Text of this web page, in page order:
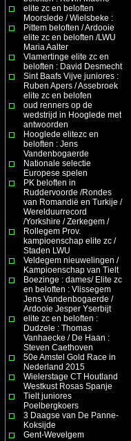
elite zc en beloften
Moorslede / Wielsbeke :
Pittem beloften / Ardooie
elite zc en beloften /LWU
Maria Aalter
Vlamertinge elite zc en
beloften : David Desmecht
Sint Baafs Vijve juniores :
Ruben Apers / Assebroek
elite zc en belofen
oud renners op de
wedstrijd in Hooglede met
antwoorden
Hooglede elitezc en
beloften : Jens
Vandenbogaerde
Nationale selectie
Europese spelen
PK beloften in
Ruddervoorde /Rondes
van Romandië en Turkije /
Werelduurrecord
/Yorkshire / Zerkegem /
Rollegem Prov.
kampioenschap elite zc /
Staden LWU
Veldegem nieuwelingen /
Kampioenschap van Tielt
Boezinge : dames/ Elite zc
en beloften : Vlissegem
Jens Vandenbogaerde /
Ardooie Jesper Yserbijt
elite zc en beloften :
Dudzele : Thomas
Vanhaecke / De Haan :
Steven Caethoven
50e Amstel Gold Race in
Nederland 2015
Wielerstage CT Houtland
Westkust Rosas Spanje
Tielt juniores
Poelbergkoers
3 Daagse van De Panne-
Koksijde
Gent-Wevelgem